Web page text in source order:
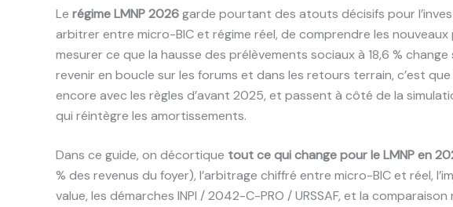
Le régime LMNP 2026garde pourtant des atouts décisifs pour
arbitrer entre micro-BIC et régime réel, de comprendre les
mesurer ce que la hausse des prélèvements sociaux à 18,6 %
revenir en boucle sur les forums et dans les retours terrain, c’est
encore avec les règles d’avant 2025, et passent à côté de la
qui réintègre les amortissements.
Dans ce guide, on décortique tout ce qui change pour le LMNP en
% des revenus du foyer), l’arbitrage chiffré entre micro-BIC et réel,
value, les démarches INPI / 2042-C-PRO / URSSAF, et la